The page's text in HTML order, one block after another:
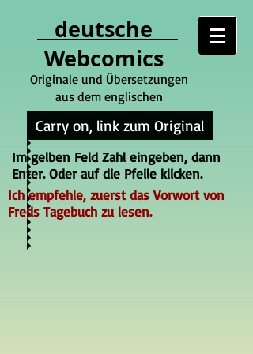
deutsche
Webcomics
Originale und Übersetzungen
aus dem englischen
Carry on, link zum Original
Im gelben Feld Zahl eingeben, dann
Enter. Oder auf die Pfeile klicken.
Ich empfehle, zuerst das Vorwort von
Freds Tagebuch zu lesen.